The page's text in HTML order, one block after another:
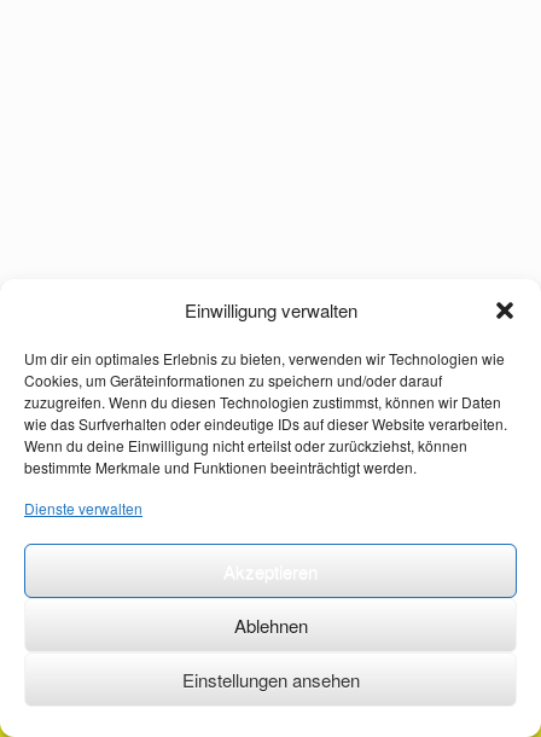
Einwilligung verwalten
Um dir ein optimales Erlebnis zu bieten, verwenden wir Technologien wie
Cookies, um Geräteinformationen zu speichern und/oder darauf
zuzugreifen. Wenn du diesen Technologien zustimmst, können wir Daten
wie das Surfverhalten oder eindeutige IDs auf dieser Website verarbeiten.
Wenn du deine Einwilligung nicht erteilst oder zurückziehst, können
bestimmte Merkmale und Funktionen beeinträchtigt werden.
Dienste verwalten
Ablehnen
Einstellungen ansehen
©2026 ·erstehilfekurs-mauch.de ·AGB ·Datenschutzerklärung ·Impressum ·